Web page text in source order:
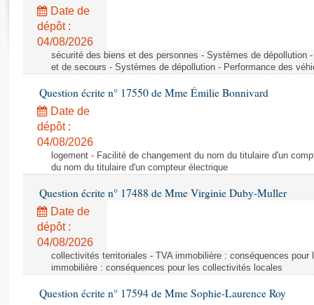
Rapports législatifs
Rapports sur l'application des lois
Baromètre de l’application des lois
Dossiers législatifs
Budget et sécurité sociale
Questions écrites et orales
Comptes rendus des débats
Date de
dépôt :
04/08/2026
sécurité des biens et des personnes - Systèmes de dépollution
et de secours - Systèmes de dépollution - Performance des
Question écrite n° 17550 de Mme Émilie Bonnivard
Date de
dépôt :
04/08/2026
logement - Facilité de changement du nom du titulaire d'un
du nom du titulaire d'un compteur électrique
Question écrite n° 17488 de Mme Virginie Duby-Muller
Date de
dépôt :
04/08/2026
collectivités territoriales - TVA immobilière : conséquences
immobilière : conséquences pour les collectivités locales
Question écrite n° 17594 de Mme Sophie-Laurence Roy